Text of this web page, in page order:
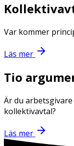
Var kommer
Läs mer
Tio
Är du
kollektivavtal?
Läs mer